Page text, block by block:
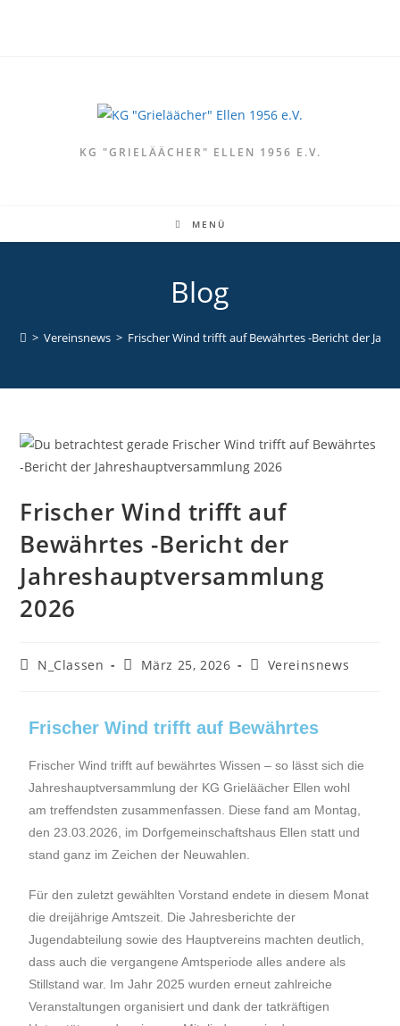
KG "GRIELÄÄCHER" ELLEN 1956 E.V.
MENÜ
Blog
> Vereinsnews > Frischer Wind trifft auf Bewährtes -Bericht der
Frischer Wind trifft auf
Bewährtes -Bericht der
Jahreshauptversammlung
2026
N_Classen März 25, 2026 Vereinsnews
Frischer Wind trifft auf Bewährtes
Frischer Wind trifft auf bewährtes Wissen – so lässt sich die
Jahreshauptversammlung der KG Grieläächer Ellen wohl
am treffendsten zusammenfassen. Diese fand am Montag,
den 23.03.2026, im Dorfgemeinschaftshaus Ellen statt und
stand ganz im Zeichen der Neuwahlen.
Für den zuletzt gewählten Vorstand endete in diesem Monat
die dreijährige Amtszeit. Die Jahresberichte der
Jugendabteilung sowie des Hauptvereins machten deutlich,
dass auch die vergangene Amtsperiode alles andere als
Stillstand war. Im Jahr 2025 wurden erneut zahlreiche
Veranstaltungen organisiert und dank der tatkräftigen